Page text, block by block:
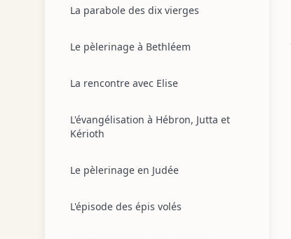
La parabole des dix vierges
Le pèlerinage à Bethléem
La rencontre avec Elise
L'évangélisation à Hébron, Jutta et
Kérioth
Le pèlerinage en Judée
L'épisode des épis volés